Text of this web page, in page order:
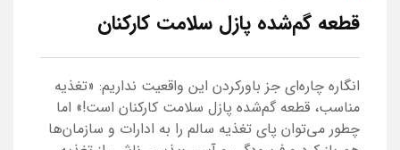
قطعه گم‌شده پازل سلامت کارکنان
انگاره چاره‌ای جز باور‌کردن این واقعیت نداریم: «تغذیه
مناسب، قطعه گم‌شده پازل سلامت کارکنان است!» اما
چطور می‌توان پای تغذیه سالم را به ادارات و سازمان‌ها